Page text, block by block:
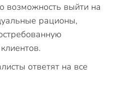
возможность выйти на
рационы,
ответят на все